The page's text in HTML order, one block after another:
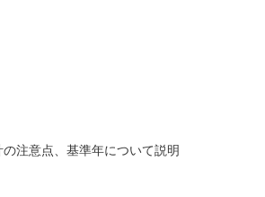
注意点、基準年について説明